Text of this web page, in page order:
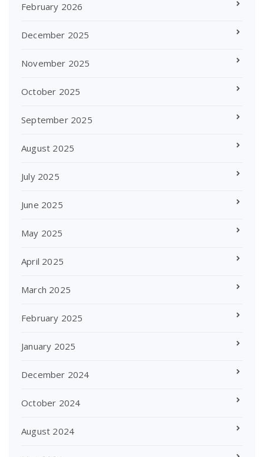
February 2026
December 2025
November 2025
October 2025
September 2025
August 2025
July 2025
June 2025
May 2025
April 2025
March 2025
February 2025
January 2025
December 2024
October 2024
August 2024